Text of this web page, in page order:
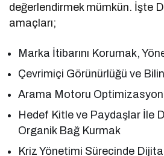
değerlendirmek mümkün. İşte
amaçları;
Marka İtibarını Korumak,
Çevrimiçi Görünürlüğü ve
Arama Motoru
Hedef Kitle ve Paydaşlar İle
Organik Bağ Kurmak
Kriz Yönetimi Sürecinde